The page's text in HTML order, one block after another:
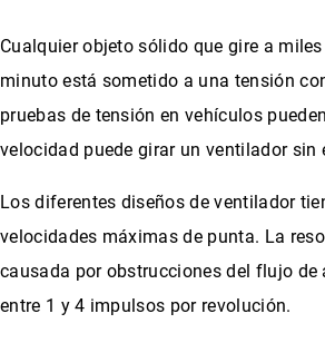
Cualquier objeto sólido que gire a
minuto está sometido a una tensión
pruebas de tensión en vehículos
velocidad puede girar un ventilador sin
Los diferentes diseños de ventilador
velocidades máximas de punta. La
causada por obstrucciones del flujo de
entre 1 y 4 impulsos por revolución.